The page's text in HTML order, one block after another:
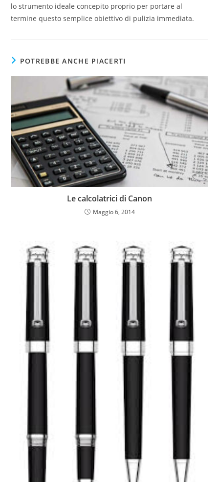
lo strumento ideale concepito proprio per portare al
termine questo semplice obiettivo di pulizia immediata.
POTREBBE ANCHE PIACERTI
Le calcolatrici di Canon
Maggio 6, 2014